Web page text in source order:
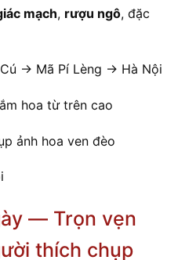
mạch, rượu ngô, đặc
→ Mã Pí Lèng → Hà Nội
hoa từ trên cao
ảnh hoa ven đèo
— Trọn vẹn
thích chụp